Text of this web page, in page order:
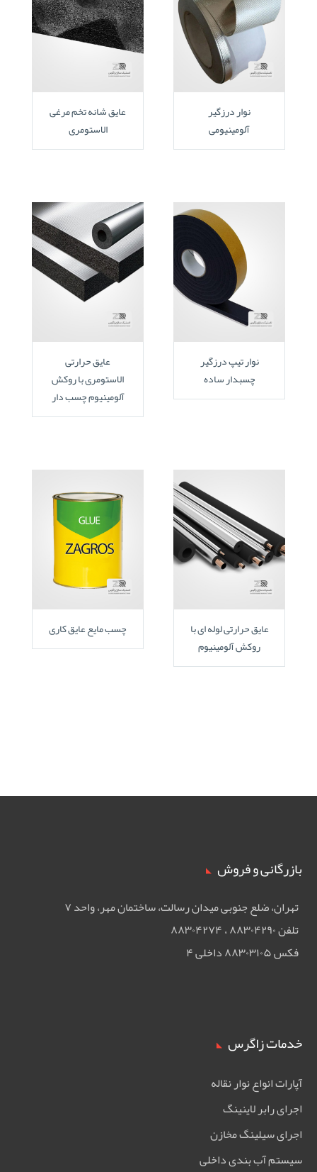
نوار درزگیر
آلومینیومی
عایق شانه تخم مرغی
الاستومری
نوار تیپ درزگیر
چسبدار ساده
عایق حرارتی
الاستومری با روکش
آلومینیوم چسب دار
عایق حرارتی لوله ای با
روکش آلومینیوم
چسب مایع عایق کاری
بازرگانی و فروش
تهران، ضلع جنوبی ميدان رسالت، ساختمان مهر، واحد ۷
تلفن ۸۸۳۰۴۲۹۰ ، ۸۸۳۰۴۲۷۴
فکس ۸۸۳۰۳۱۰۵ داخلی ۴
خدمات زاگرس
آپارات انواع نوار نقاله
اجرای رابر لاینینگ
اجرای سیلینگ مخازن
سیستم آب بندی داخلی